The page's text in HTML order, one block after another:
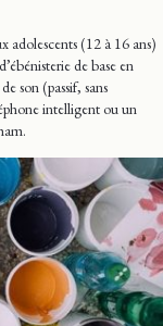
adolescents (12 à 16 ans)
de base en
son (passif, sans
intelligent ou un